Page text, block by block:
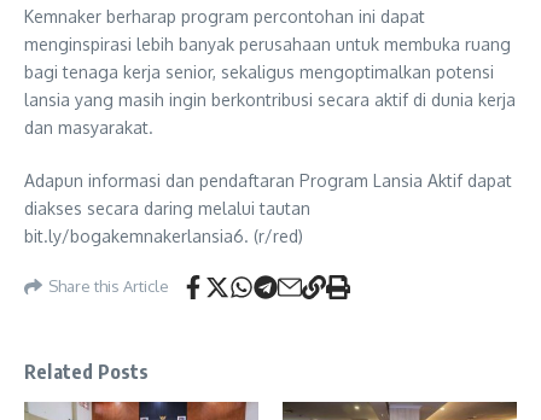
Kemnaker berharap program percontohan ini dapat
menginspirasi lebih banyak perusahaan untuk membuka ruang
bagi tenaga kerja senior, sekaligus mengoptimalkan potensi
lansia yang masih ingin berkontribusi secara aktif di dunia kerja
dan masyarakat.
Adapun informasi dan pendaftaran Program Lansia Aktif dapat
diakses secara daring melalui tautan
bit.ly/bogakemnakerlansia6. (r/red)
Share this Article
Related Posts